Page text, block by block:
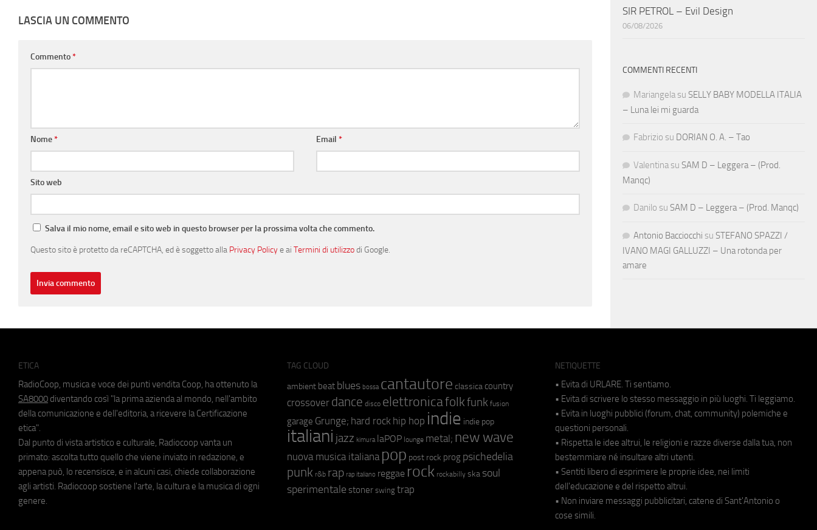
LASCIA UN COMMENTO
Commento*
Nome* Email*
Sito web
Salva il mio nome, email e sito web in questo browser per la prossima volta che commento.
Questo sito è protetto da reCAPTCHA, ed è soggetto alla Privacy Policye ai Termini di utilizzodi Google.
SIR PETROL – Evil Design
06/08/2026
COMMENTI RECENTI
Mariangela su SELLY BABY MODELLA ITALIA
– Luna lei mi guarda
Fabrizio su DORIAN O. A. – Tao
Valentina su SAM D – Leggera – (Prod.
Manqc)
Danilo su SAM D – Leggera – (Prod. Manqc)
Antonio Bacciocchi su STEFANO SPAZZI /
IVANO MAGI GALLUZZI – Una rotonda per
amare
ETICA
RadioCoop, musica e voce dei punti vendita Coop, ha ottenuto la
SA8000 diventando così "la prima azienda al mondo, nell'ambito
della comunicazione e dell'editoria, a ricevere la Certificazione
etica".
Dal punto di vista artistico e culturale, Radiocoop vanta un
primato: ascolta tutto quello che viene inviato in redazione, e
appena può, lo recensisce, e in alcuni casi, chiede collaborazione
agli artisti. Radiocoop sostiene l'arte, la cultura e la musica di ogni
genere.
TAG CLOUD
ambient beat blues bossa cantautore classica country
crossover dance disco elettronicafolkfunk fusion
garage Grunge; hard rock hip hop indie indie pop
italiani jazz kimura laPOP lounge metal; new wave
nuova musica italiana pop post rock prog psichedelia
punk r&b rap rap italiano reggae rock rockabilly ska soul
sperimentale stoner swing trap
NETIQUETTE
• Evita di URLARE. Ti sentiamo.
• Evita di scrivere lo stesso messaggio in più luoghi. Ti leggiamo.
• Evita in luoghi pubblici (forum, chat, community) polemiche e
questioni personali.
• Rispetta le idee altrui, le religioni e razze diverse dalla tua, non
bestemmiare né insultare altri utenti.
• Sentiti libero di esprimere le proprie idee, nei limiti
dell'educazione e del rispetto altrui.
• Non inviare messaggi pubblicitari, catene di Sant'Antonio o
cose simili.